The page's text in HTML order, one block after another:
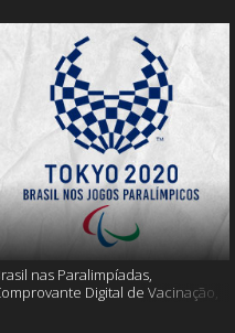
nas Paralimpíadas,
Digital de Vacinação,